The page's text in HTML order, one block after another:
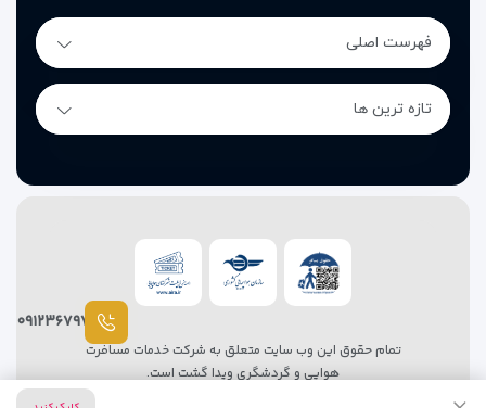
فهرست اصلی
تازه ترین ها
تمام حقوق این وب سایت متعلق به شرکت خدمات مسافرت
هوایی و گردشگری ویدا گشت است.
۰۹۱۲۳۶۷۹۷۸۷